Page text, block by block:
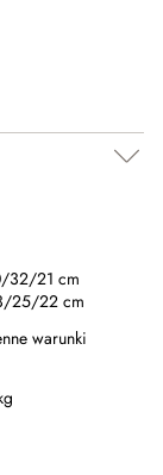
32/21 cm
25/22 cm
warunki